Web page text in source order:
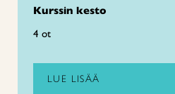
Kurssin kesto
4 ot
LUE LISÄÄ